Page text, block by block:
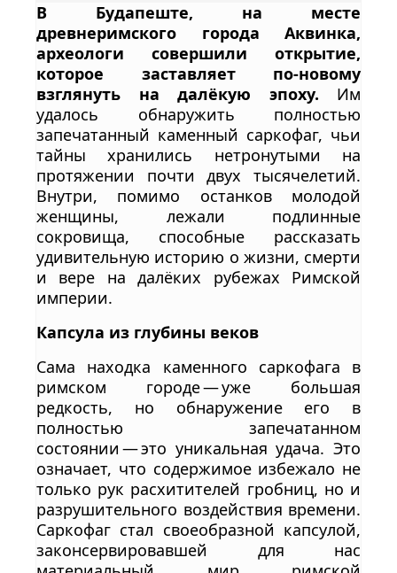
В Будапеште, на месте
древнеримского города Аквинка,
археологи совершили открытие,
которое заставляет по‑новому
взглянуть на далёкую эпоху. Им
удалось обнаружить полностью
запечатанный каменный саркофаг, чьи
тайны хранились нетронутыми на
протяжении почти двух тысячелетий.
Внутри, помимо останков молодой
женщины, лежали подлинные
сокровища, способные рассказать
удивительную историю о жизни, смерти
и вере на далёких рубежах Римской
империи.
Капсула из глубины веков
Сама находка каменного саркофага в
римском городе — уже большая
редкость, но обнаружение его в
полностью запечатанном
состоянии — это уникальная удача. Это
означает, что содержимое избежало не
только рук расхитителей гробниц, но и
разрушительного воздействия времени.
Саркофаг стал своеобразной капсулой,
законсервировавшей для нас